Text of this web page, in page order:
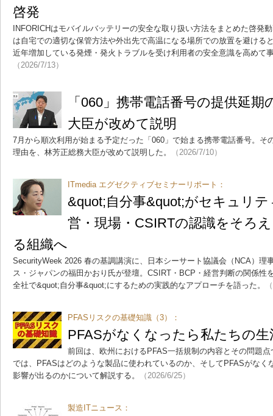
啓発
INFORICHはモバイルバッテリーの安全な取り扱い方法をまとめた啓発
は自宅での適切な保管方法や外出先で高温になる場所での放置を避ける
近年増加している発煙・発火トラブルを受け利用者の安全意識を高めて
（2026/7/13）
「060」携帯電話番号の提供延
大臣が改めて説明
7月から順次利用が始まる予定だった「060」で始まる携帯電話番号。そ
理由を、林芳正総務大臣が改めて説明した。
（2026/7/10）
ITmedia エグゼクティブセミナーリポート：
&quot;自分事&quot;がセキュリ
営・現場・CSIRTの認識をそろ
る組織へ
SecurityWeek 2026 春の基調講演に、日本シーサート協議会（NCA）理
ス・ジャパンの福田かおり氏が登壇。CSIRT・BCP・経営判断の関係性
全社で&quot;自分事&quot;にするための実践的なアプローチを語った。
PFASリスクの基礎知識（3）：
PFASがなくなったら私たちの
前回は、欧州におけるPFAS一括規制の内容とその問題
では、PFASはどのような製品に使われているのか、そしてPFASがなく
影響が出るのかについて解説する。
（2026/6/25）
製造ITニュース：